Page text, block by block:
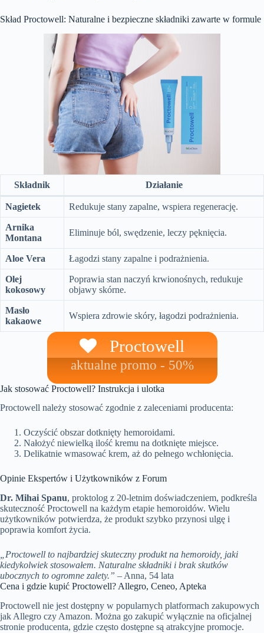
Skład Proctowell: Naturalne i bezpieczne składniki zawarte w formule
Składnik Działanie
Nagietek Redukuje stany zapalne, wspiera regenerację.
Arnika
Montana
Eliminuje ból, swędzenie, leczy pęknięcia.
Aloe Vera Łagodzi stany zapalne i podrażnienia.
Olej
kokosowy
Poprawia stan naczyń krwionośnych, redukuje
objawy skórne.
Masło
kakaowe
Wspiera zdrowie skóry, łagodzi podrażnienia.
Proctowell
aktualne promo - 50%
Jak stosować Proctowell? Instrukcja i ulotka
Proctowell należy stosować zgodnie z zaleceniami producenta:
Oczyścić obszar dotknięty hemoroidami.
Nałożyć niewielką ilość kremu na dotknięte miejsce.
Delikatnie wmasować krem, aż do pełnego wchłonięcia.
Opinie Ekspertów i Użytkowników z Forum
Dr. Mihai Spanu, proktolog z 20-letnim doświadczeniem, podkreśla
skuteczność Proctowell na każdym etapie hemoroidów. Wielu
użytkowników potwierdza, że produkt szybko przynosi ulgę i
poprawia komfort życia.
„Proctowell to najbardziej skuteczny produkt na hemoroidy, jaki
kiedykolwiek stosowałem. Naturalne składniki i brak skutków
ubocznych to ogromne zalety.” – Anna, 54 lata
Cena i gdzie kupić Proctowell? Allegro, Ceneo, Apteka
Proctowell nie jest dostępny w popularnych platformach zakupowych
jak Allegro czy Amazon. Można go zakupić wyłącznie na oficjalnej
stronie producenta, gdzie często dostępne są atrakcyjne promocje.